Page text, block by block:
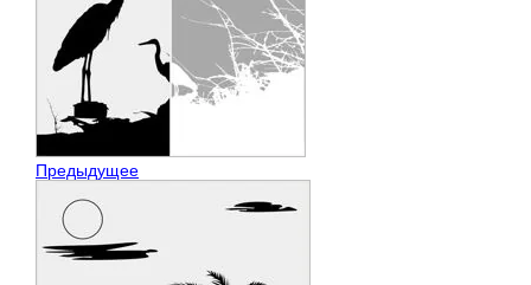
Предыдущее